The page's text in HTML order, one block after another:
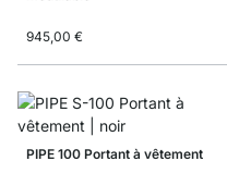
945,00 €
PIPE 100 Portant à vêtement